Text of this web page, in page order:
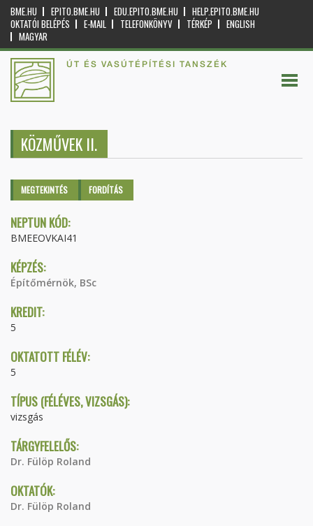
BME.HU EPITO.BME.HU EDU.EPITO.BME.HU
HELP.EPITO.BME.HU
OKTATÓI BELÉPÉS
E-MAIL TELEFONKÖNYV TÉRKÉP
ENGLISH
MAGYAR
ÚT ÉS VASÚTÉPÍTÉSI TANSZÉK
KÖZMŰVEK II.
Elsődleges fülek
MEGTEKINTÉS (AKTÍVFORDÍTÁS
NEPTUN KÓD:
BMEEOVKAI41
KÉPZÉS:
Építőmérnök, BSc
KREDIT:
5
OKTATOTT FÉLÉV:
5
TÍPUS (FÉLÉVES, VIZSGÁS):
vizsgás
TÁRGYFELELŐS:
Dr. Fülöp Roland
OKTATÓK:
Dr. Fülöp Roland